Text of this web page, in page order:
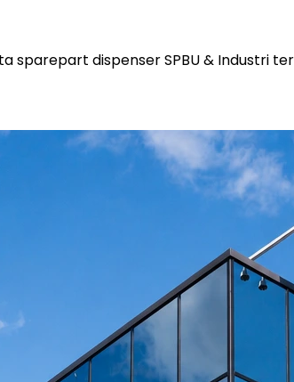
dispenser SPBU & Industri